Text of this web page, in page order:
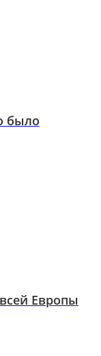
было
Европы